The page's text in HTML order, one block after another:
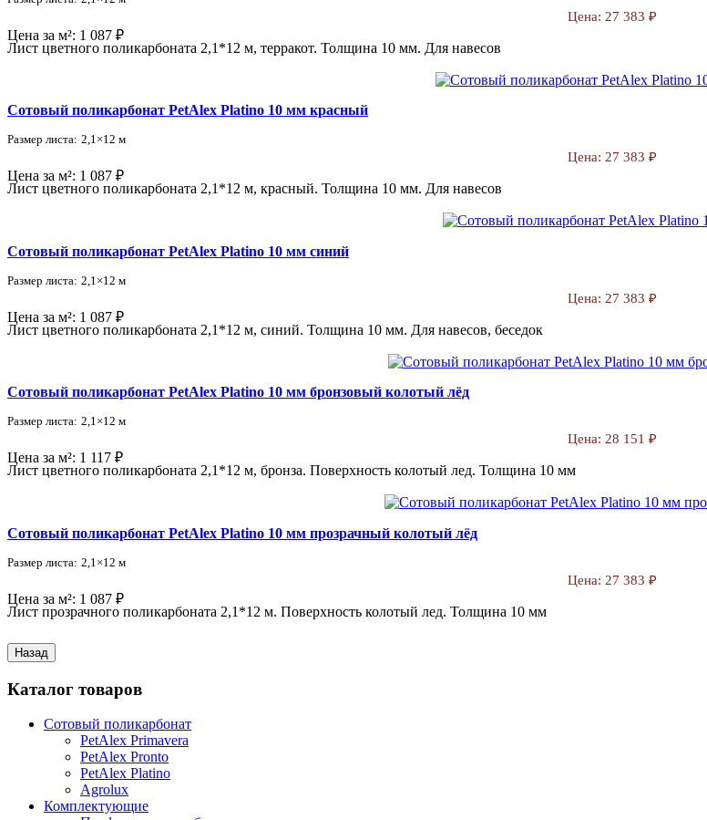
Цена: 27 383 ₽
Цена за м²: 1 087 ₽
Лист цветного поликарбоната 2,1*12 м, терракот. Толщина 10 мм. Для навесов
Сотовый поликарбонат PetAlex Platino 10 мм красный
Размер листа: 2,1×12 м
Цена: 27 383 ₽
Цена за м²: 1 087 ₽
Лист цветного поликарбоната 2,1*12 м, красный. Толщина 10 мм. Для навесов
Сотовый поликарбонат PetAlex Platino 10 мм синий
Размер листа: 2,1×12 м
Цена: 27 383 ₽
Цена за м²: 1 087 ₽
Лист цветного поликарбоната 2,1*12 м, синий. Толщина 10 мм. Для навесов, беседок
Сотовый поликарбонат PetAlex Platino 10 мм бронзовый колотый лёд
Размер листа: 2,1×12 м
Цена: 28 151 ₽
Цена за м²: 1 117 ₽
Лист цветного поликарбоната 2,1*12 м, бронза. Поверхность колотый лед. Толщина 10 мм
Сотовый поликарбонат PetAlex Platino 10 мм прозрачный колотый лёд
Размер листа: 2,1×12 м
Цена: 27 383 ₽
Цена за м²: 1 087 ₽
Лист прозрачного поликарбоната 2,1*12 м. Поверхность колотый лед. Толщина 10 мм
Каталог товаров
Сотовый поликарбонат
PetAlex Primavera
PetAlex Pronto
PetAlex Platino
Agrolux
Комплектующие